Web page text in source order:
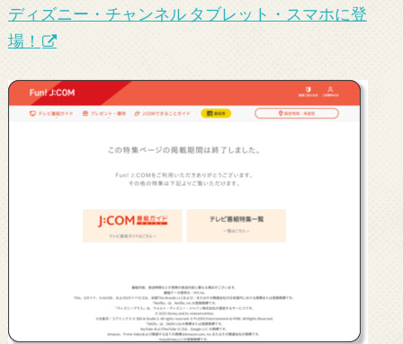
ディズニー・チャンネル タブレット・スマホに登
場！